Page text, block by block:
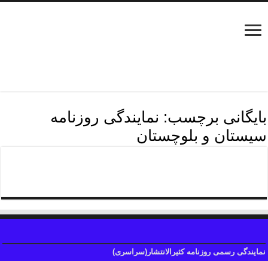
بایگانی برچسب: نمایندگی روزنامه
سیستان و بلوچستان
نمایندگی رسمی روزنامه کثیرالانتشار(سراسری)